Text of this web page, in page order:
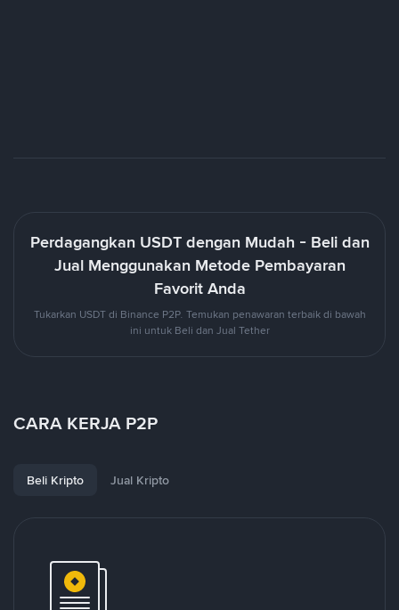
Perdagangkan USDT dengan Mudah - Beli dan
Jual Menggunakan Metode Pembayaran
Favorit Anda
Tukarkan USDT di Binance P2P. Temukan penawaran terbaik di bawah
ini untuk Beli dan Jual Tether
CARA KERJA P2P
Beli Kripto Jual Kripto